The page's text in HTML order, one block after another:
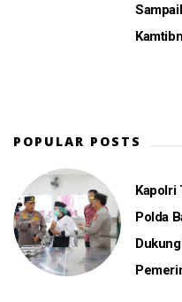
POPULAR POSTS
Kapolri
Polda